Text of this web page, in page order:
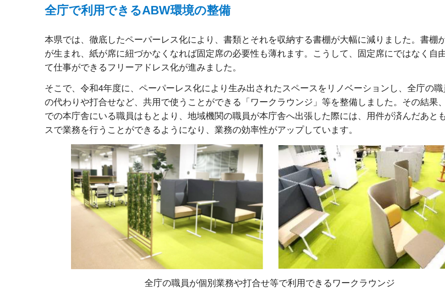
全庁で利用できるABW環境の整備
本県では、徹底したペーパーレス化により、書類とそれを収納する書棚が大幅に減りました。書棚
が生まれ、紙が席に紐づかなくなれば固定席の必要性も薄れます。こうして、固定席にではなく自
て仕事ができるフリーアドレス化が進みました。
そこで、令和4年度に、ペーパーレス化により生み出されたスペースをリノベーションし、全庁の
の代わりや打合せなど、共用で使うことができる「ワークラウンジ」等を整備しました。その結果
での本庁舎にいる職員はもとより、地域機関の職員が本庁舎へ出張した際には、用件が済んだあと
スで業務を行うことができるようになり、業務の効率性がアップしています。
全庁の職員が個別業務や打合せ等で利用できるワークラウンジ